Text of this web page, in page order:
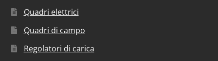
Quadri elettrici
Quadri di campo
Regolatori di carica